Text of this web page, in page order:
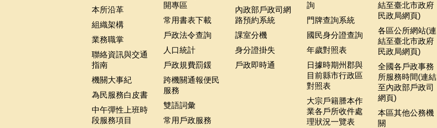
本所沿革
組織架構
業務職掌
聯絡資訊與交通
指南
機關大事紀
為民服務白皮書
中午彈性上班時
段服務項目
開專區
常用書表下載
戶政法令查詢
人口統計
戶政規費罰鍰
跨機關通報便民
服務
雙語詞彙
常用戶政服務
內政部戶政司網
路預約系統
課室分機
身分證掛失
戶政即時通
詢
門牌查詢系統
國民身分證查詢
年歲對照表
日據時期州郡與
目前縣市行政區
對照表
大宗戶籍謄本作
業各戶所收件處
理狀況一覽表
結至臺北市政府
民政局網頁)
各區公所網站(連
結至臺北市政府
民政局網頁)
全國各戶政事務
所服務時間(連結
至內政部戶政司
網頁)
本區其他公務機
關